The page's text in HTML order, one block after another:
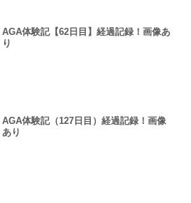
AGA体験記【62日目】経過記録！画像あ
り
AGA体験記（127日目）経過記録！画像
あり